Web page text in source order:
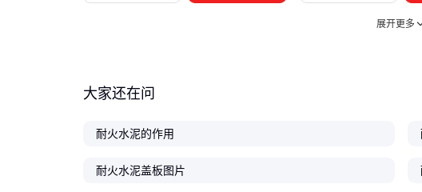
展开更多
大家还在问
耐火水泥的作用
耐火水泥盖板图片